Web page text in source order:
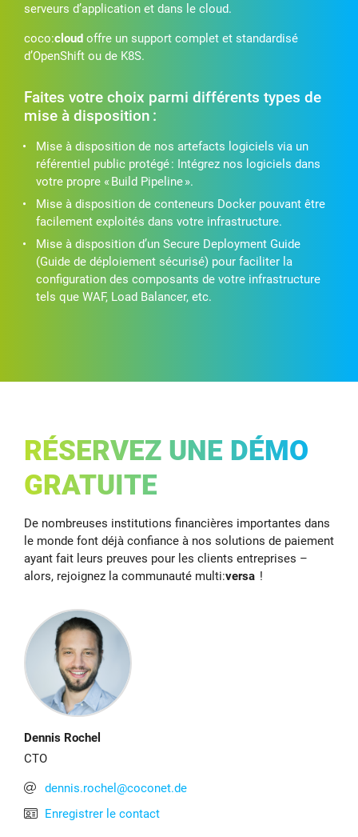
serveurs d’application et dans le cloud.
coco:cloud offre un support complet et standardisé
d’OpenShift ou de K8S.
Faites votre choix parmi différents types de
mise à disposition :
Mise à disposition de nos artefacts logiciels via un
référentiel public protégé : Intégrez nos logiciels dans
votre propre « Build Pipeline ».
Mise à disposition de conteneurs Docker pouvant être
facilement exploités dans votre infrastructure.
Mise à disposition d’un Secure Deployment Guide
(Guide de déploiement sécurisé) pour faciliter la
configuration des composants de votre infrastructure
tels que WAF, Load Balancer, etc.
RÉSERVEZ UNE DÉMO
GRATUITE
De nombreuses institutions financières importantes dans
le monde font déjà confiance à nos solutions de paiement
ayant fait leurs preuves pour les clients entreprises –
alors, rejoignez la communauté multi:versa !
Dennis Rochel
CTO
dennis.rochel@coconet.de
Enregistrer le contact